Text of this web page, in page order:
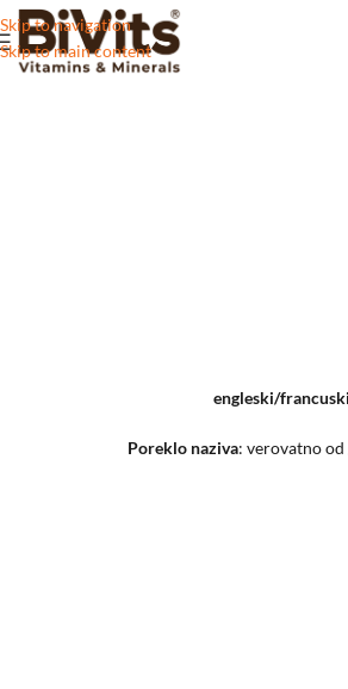
Skip to navigation
Skip to main content
engleski/francuski
Poreklo naziva: verovatno